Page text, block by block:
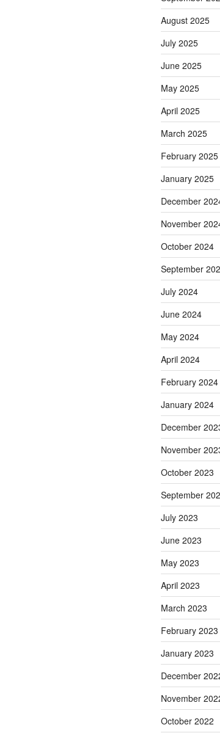
August 2025
July 2025
June 2025
May 2025
April 2025
March 2025
February 2025
January 2025
December
November
October 2024
September
July 2024
June 2024
May 2024
April 2024
February 2024
January 2024
December
November
October 2023
September
July 2023
June 2023
May 2023
April 2023
March 2023
February 2023
January 2023
December
November
October 2022